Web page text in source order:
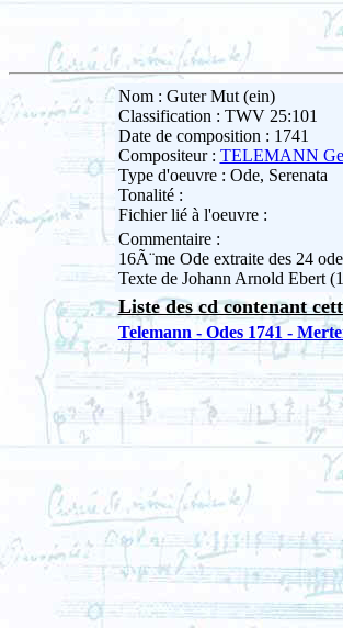
Nom : Guter Mut (ein)
Classification : TWV 25:101
Date de composition : 1741
Compositeur : TELEMANN
Type d'oeuvre : Ode, Serenata
Tonalité :
Fichier lié à l'oeuvre :
Commentaire :
16Ã¨me Ode extraite des 24
Texte de Johann Arnold Ebert
Liste des cd contenant
Telemann - Odes 1741 -